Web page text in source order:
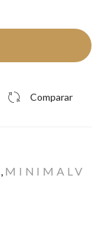
Comparar
, M I N I M A L V